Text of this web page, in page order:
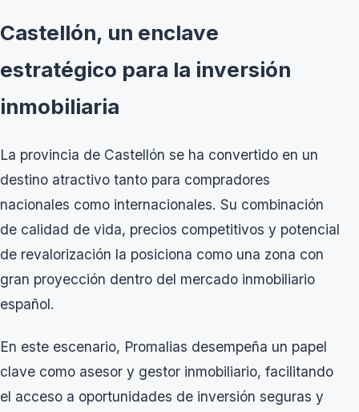
Castellón, un enclave
estratégico para la inversión
inmobiliaria
La provincia de Castellón se ha convertido en un
destino atractivo tanto para compradores
nacionales como internacionales. Su combinación
de calidad de vida, precios competitivos y potencial
de revalorización la posiciona como una zona con
gran proyección dentro del mercado inmobiliario
español.
En este escenario, Promalias desempeña un papel
clave como asesor y gestor inmobiliario, facilitando
el acceso a oportunidades de inversión seguras y